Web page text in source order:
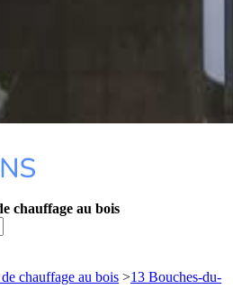
chauffage au bois
chauffage au bois >13 Bouches-du-